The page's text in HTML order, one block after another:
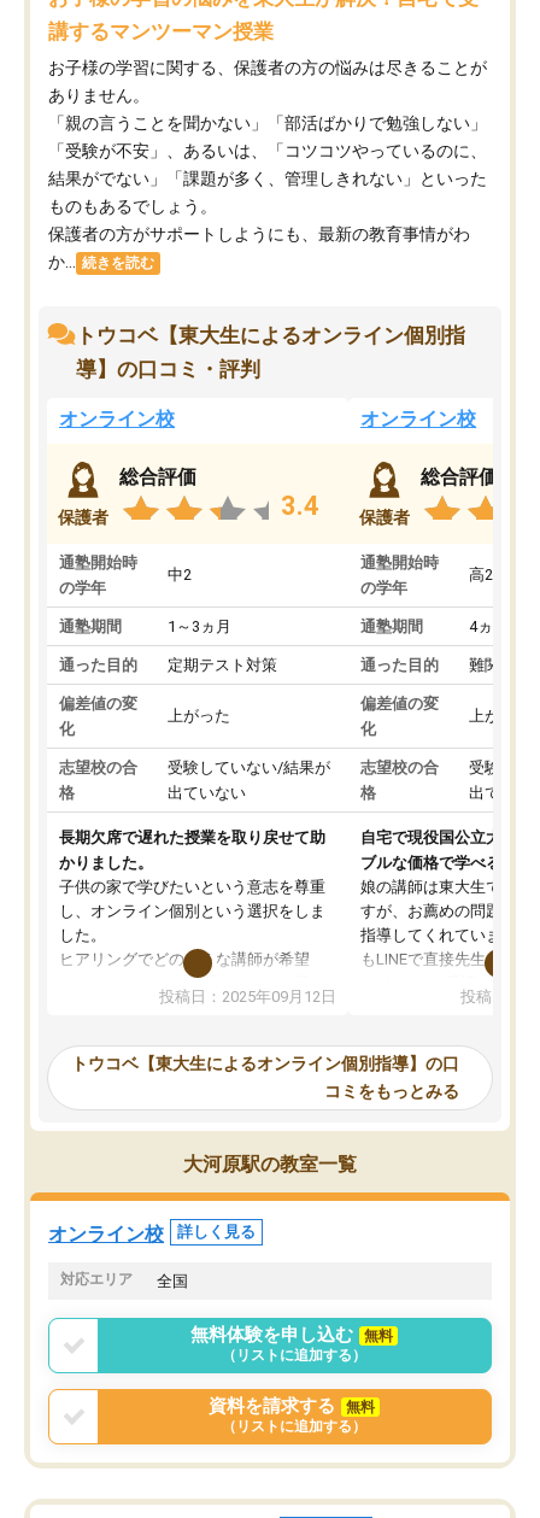
講するマンツーマン授業
お子様の学習に関する、保護者の方の悩みは尽きることが
ありません。
「親の言うことを聞かない」「部活ばかりで勉強しない」
「受験が不安」、あるいは、「コツコツやっているのに、
結果がでない」「課題が多く、管理しきれない」といった
ものもあるでしょう。
保護者の方がサポートしようにも、最新の教育事情がわ
か...
続きを読む
トウコベ【東大生によるオンライン個別指
導】の口コミ・評判
オンライン校
保護者
総合評価
3.4
通塾開始時
の学年
中2
通塾期間 1～3ヵ月
通った目的 定期テスト対策
偏差値の変
化
上がった
志望校の合
格
受験していない/結果が
出ていない
長期欠席で遅れた授業を取り戻せて助
かりました。
子供の家で学びたいという意志を尊重
し、オンライン個別という選択をしま
した。
ヒアリングでどのような講師が希望
か、オプションは付帯するかなど選ぶ
事が出来ました。
ーティングを行い、その講師で良いか
見てから講師を決定する事ができま
す。
うちの子は、初回面談の講師の方で決
オンラインツールを使用した単語帳の
共有があり宿題もそちらで出される形
でした。
言う事で講師変更の申し出があり、あ
まりに短期での変更だった為、塾に通
う事にして退会しました。遅れも取り
戻せ、授業内容や講師の方は良かった
と思います。
投稿日：2025年09月12日
オンライン校
保護者
総合評価
通塾開始時
の学年
高2
通塾期間 4ヵ月～1
通った目的 難関私立
偏差値の変
化
上がった
志望校の合
格
受験して
出ていな
自宅で現役国公立大学生
ブルな価格で学べる
娘の講師は東大生では無
すが、お薦めの問題集や
指導してくれています。
もLINEで直接先生に質問
めれるので、個人に合
いなのがあり(有料)、受
ことをどんなスケジュー
くか相談したのですが、
ち期待したものではなく
くなってきたようなので
投稿日：
トウコベ【東大生によるオンライン個別指導】の口
コミをもっとみる
大河原駅の教室一覧
オンライン校 詳しく見る
対応エリア 全国
無料体験を申し込む
無料
（リストに追加する）
資料を請求する
無料
（リストに追加する）